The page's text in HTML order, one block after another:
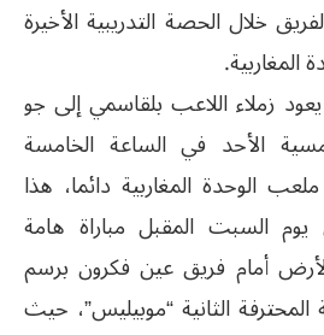
خلال الحصة التدريبية الأخيرة
زملاء اللاعب بلقاسمي إلى جو
الأحد في الساعة الخامسة
الوحدة المغاربية دائما، هذا
السبت المقبل مباراة هامة
أمام فريق عين فكرون برسم
البطولة المحترفة الثانية “موبيليس”، حيث